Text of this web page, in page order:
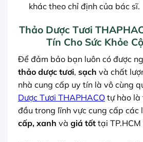
khác theo chỉ định của bác sĩ.
Thảo Dược Tươi
Tín Cho Sức Khỏe
Để đảm bảo bạn luôn có được
thảo dược tươi, sạch và chất
nhà cung cấp uy tín là vô cùng
Dược Tươi THAPHACO tự hào là
đầu trong lĩnh vực cung cấp các
cấp, xanh và giá tốt tại